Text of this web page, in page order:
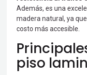
Además, es una
madera natural, ya
costo más accesible.
piso